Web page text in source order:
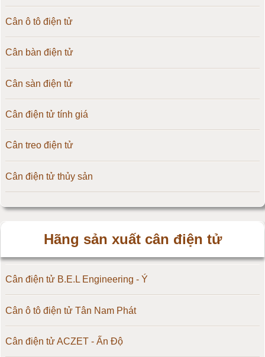
Cân ô tô điện tử
Cân bàn điện tử
Cân sàn điện tử
Cân điện tử tính giá
Cân treo điện tử
Cân điện tử thủy sản
Hãng sản xuất cân điện tử
Cân điện tử B.E.L Engineering - Ý
Cân ô tô điện tử Tân Nam Phát
Cân điện tử ACZET - Ấn Độ